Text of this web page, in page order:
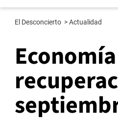
El Desconcierto >Actualidad